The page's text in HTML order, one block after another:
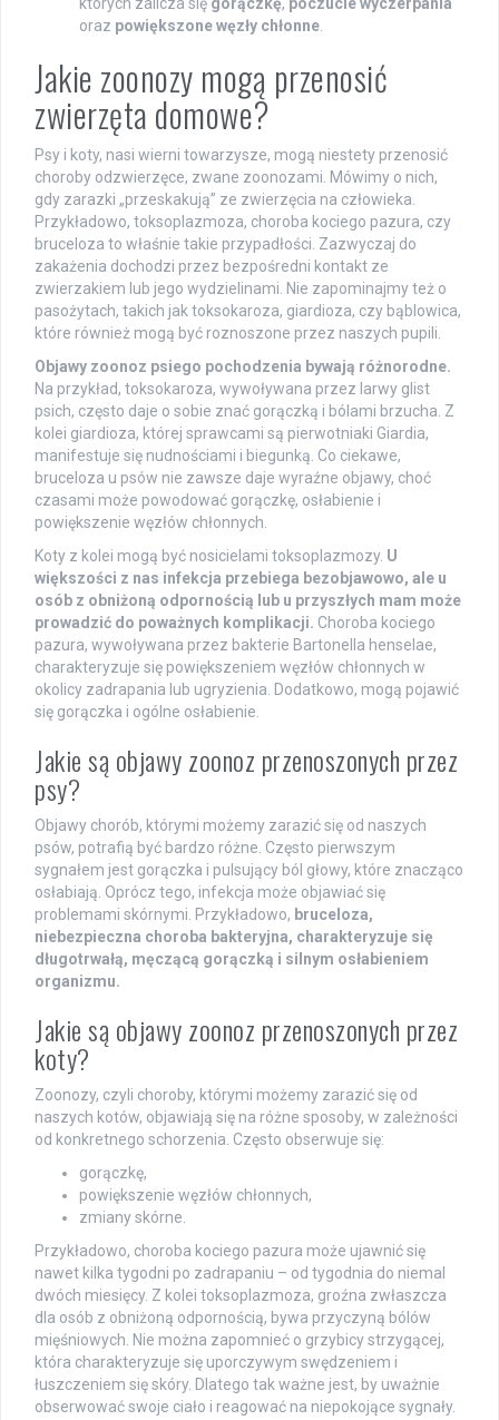
których zalicza się gorączkę, poczucie wyczerpania
oraz powiększone węzły chłonne.
Jakie zoonozy mogą przenosić
zwierzęta domowe?
Psy i koty, nasi wierni towarzysze, mogą niestety przenosić
choroby odzwierzęce, zwane zoonozami. Mówimy o nich,
gdy zarazki „przeskakują” ze zwierzęcia na człowieka.
Przykładowo, toksoplazmoza, choroba kociego pazura, czy
bruceloza to właśnie takie przypadłości. Zazwyczaj do
zakażenia dochodzi przez bezpośredni kontakt ze
zwierzakiem lub jego wydzielinami. Nie zapominajmy też o
pasożytach, takich jak toksokaroza, giardioza, czy bąblowica,
które również mogą być roznoszone przez naszych pupili.
Objawy zoonoz psiego pochodzenia bywają różnorodne.
Na przykład, toksokaroza, wywoływana przez larwy glist
psich, często daje o sobie znać gorączką i bólami brzucha. Z
kolei giardioza, której sprawcami są pierwotniaki Giardia,
manifestuje się nudnościami i biegunką. Co ciekawe,
bruceloza u psów nie zawsze daje wyraźne objawy, choć
czasami może powodować gorączkę, osłabienie i
powiększenie węzłów chłonnych.
Koty z kolei mogą być nosicielami toksoplazmozy. U
większości z nas infekcja przebiega bezobjawowo, ale u
osób z obniżoną odpornością lub u przyszłych mam może
prowadzić do poważnych komplikacji. Choroba kociego
pazura, wywoływana przez bakterie Bartonella henselae,
charakteryzuje się powiększeniem węzłów chłonnych w
okolicy zadrapania lub ugryzienia. Dodatkowo, mogą pojawić
się gorączka i ogólne osłabienie.
Jakie są objawy zoonoz przenoszonych przez
psy?
Objawy chorób, którymi możemy zarazić się od naszych
psów, potrafią być bardzo różne. Często pierwszym
sygnałem jest gorączka i pulsujący ból głowy, które znacząco
osłabiają. Oprócz tego, infekcja może objawiać się
problemami skórnymi. Przykładowo, bruceloza,
niebezpieczna choroba bakteryjna, charakteryzuje się
długotrwałą, męczącą gorączką i silnym osłabieniem
organizmu.
Jakie są objawy zoonoz przenoszonych przez
koty?
Zoonozy, czyli choroby, którymi możemy zarazić się od
naszych kotów, objawiają się na różne sposoby, w zależności
od konkretnego schorzenia. Często obserwuje się:
gorączkę,
powiększenie węzłów chłonnych,
zmiany skórne.
Przykładowo, choroba kociego pazura może ujawnić się
nawet kilka tygodni po zadrapaniu – od tygodnia do niemal
dwóch miesięcy. Z kolei toksoplazmoza, groźna zwłaszcza
dla osób z obniżoną odpornością, bywa przyczyną bólów
mięśniowych. Nie można zapomnieć o grzybicy strzygącej,
która charakteryzuje się uporczywym swędzeniem i
łuszczeniem się skóry. Dlatego tak ważne jest, by uważnie
obserwować swoje ciało i reagować na niepokojące sygnały.